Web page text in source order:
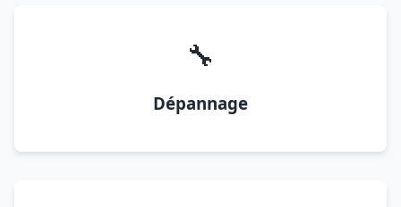
🔧
Dépannage